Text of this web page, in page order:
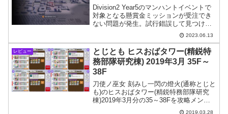
Division2 Year5のマンハントイベントで
対象となる懸賞金ミッションが受注でき
ない問題が発生。試行錯誤して見つけた
2023.06.13
レビュー
とじとも ヒスおばタワー(精鋭特
務部隊研究棟) 2019年3月 35F～
38F
刀使ノ巫女 刻みし一閃の燈火(通称とじと
も)のヒスおばタワー(精鋭特務部隊研究
棟)2019年3月分の35～38Fを攻略メンバ
2019.03.28